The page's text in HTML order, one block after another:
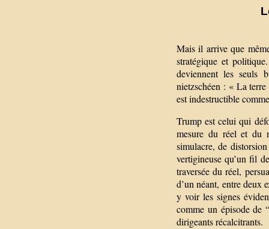
Mais il arrive que
stratégique et
deviennent les seuls
nietzschéen : « La terre
est indestructible
Trump est celui qui
mesure du réel et du
simulacre, de
vertigineuse qu’un fil
traversée du réel,
d’un néant, entre deux
y voir les signes
comme un épisode de
dirigeants récalcitrants.